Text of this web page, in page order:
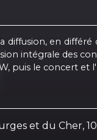
en différé
intégrale des
puis le concert et
et du Cher,